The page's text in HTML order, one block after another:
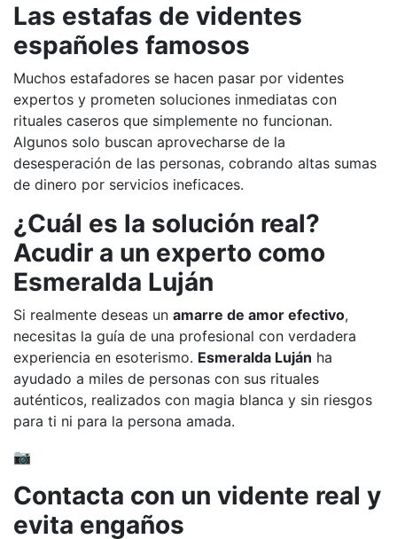
Las estafas de videntes
españoles famosos
Muchos estafadores se hacen pasar por videntes
expertos y prometen soluciones inmediatas con
rituales caseros que simplemente no funcionan.
Algunos solo buscan aprovecharse de la
desesperación de las personas, cobrando altas sumas
de dinero por servicios ineficaces.
¿Cuál es la solución real?
Acudir a un experto como
Esmeralda Luján
Si realmente deseas un amarre de amor efectivo,
necesitas la guía de una profesional con verdadera
experiencia en esoterismo. Esmeralda Luján ha
ayudado a miles de personas con sus rituales
auténticos, realizados con magia blanca y sin riesgos
para ti ni para la persona amada.
📷
Contacta con un vidente real y
evita engaños